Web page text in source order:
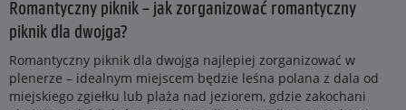
Romantyczny piknik – jak zorganizować romantyczny
piknik dla dwojga?
Romantyczny piknik dla dwojga najlepiej zorganizować w
plenerze – idealnym miejscem będzie leśna polana z dala od
miejskiego zgiełku lub plaża nad jeziorem, gdzie zakochani